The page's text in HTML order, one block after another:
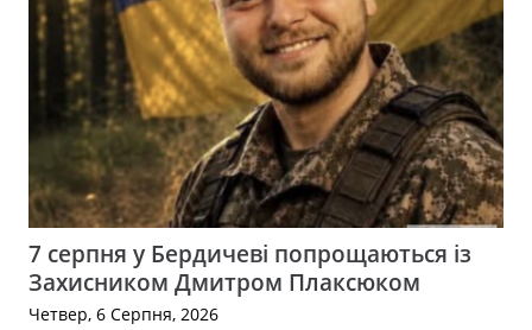
7 серпня у Бердичеві попрощаються із
Захисником Дмитром Плаксюком
Четвер, 6 Серпня, 2026